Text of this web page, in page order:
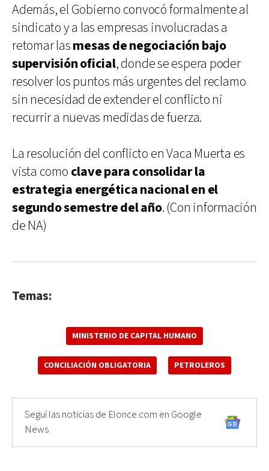
Además, el Gobierno convocó formalmente al
sindicato y a las empresas involucradas a
retomar lasmesas de negociación bajo
supervisión oficial, donde se espera poder
resolver los puntos más urgentes del reclamo
sin necesidad de extender el conflicto ni
recurrir a nuevas medidas de fuerza.
La resolución del conflicto en Vaca Muerta es
vista como clave para consolidar la
estrategia energética nacional en el
segundo semestre del año. (Con información
de NA)
Temas:
MINISTERIO DE CAPITAL HUMANO
CONCILIACIÓN OBLIGATORIA PETROLEROS
Seguí las noticias de Elonce.com en Google
News